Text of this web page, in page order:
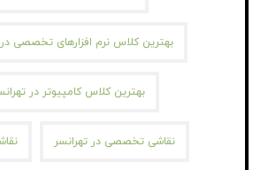
بهترین کلاس نرم افزارهای تخصصی در
بهترین کلاس کامپیوتر در
نقاشی تخصصی در تهرانسر